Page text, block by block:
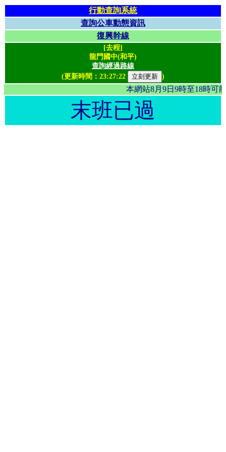
行動查詢系統
查詢公車動態資訊
復興幹線
[去程]
龍門國中(和平)
查詢經過路線
(更新時間： 23:27:22 )
本網站8月9日9時至18
末班已過